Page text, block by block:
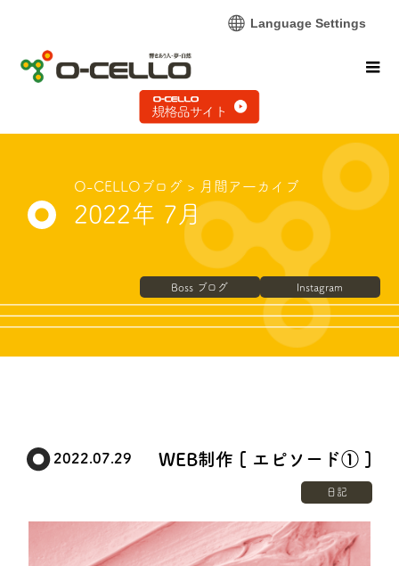
O-CELLOブログ > 月間ア一カイブ
2022年 7月
Boss ブログ Instagram
2022.07.29 WEB制作 [ エピソード① ]
日記
Language Settings